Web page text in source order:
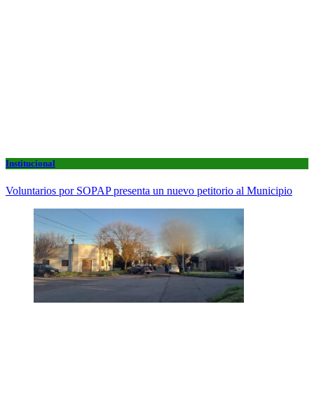
Institucional
Voluntarios por SOPAP presenta un nuevo petitorio al Municipio